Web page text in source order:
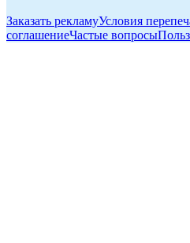
Заказать рекламуУсловия
соглашениеЧастые вопросы